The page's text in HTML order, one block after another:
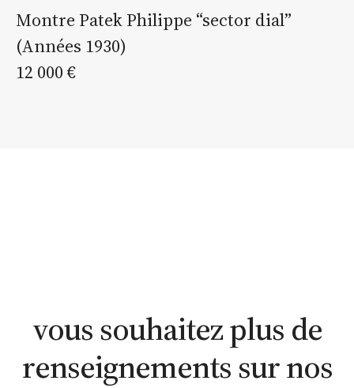
Montre Patek Philippe “sector dial”
(Années 1930)
12 000 €
vous souhaitez plus de
renseignements sur nos